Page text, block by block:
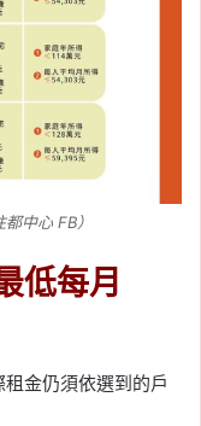
中心 FB）
低每月
金仍須依選到的戶